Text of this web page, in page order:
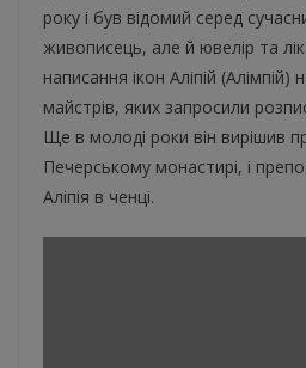
року і був відомий серед
живописець, але й ювелір та
написання ікон Аліпій (Алімпій)
майстрів, яких запросили
Ще в молоді роки він вирішив
Печерському монастирі, і
Аліпія в ченці.